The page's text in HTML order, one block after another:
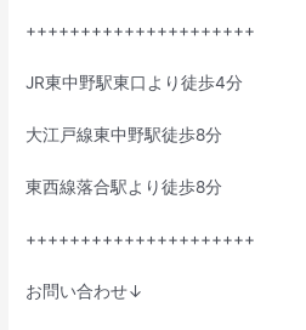
+++++++++++++++++++++
JR東中野駅東口より徒歩4分
大江戸線東中野駅徒歩8分
東西線落合駅より徒歩8分
+++++++++++++++++++++
お問い合わせ↓